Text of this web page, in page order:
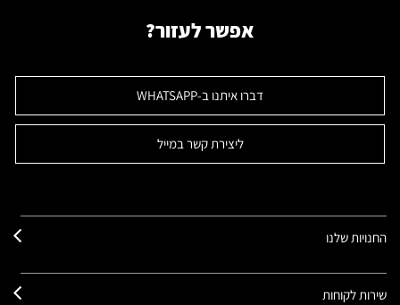
אפשר לעזור?
דברו איתנו ב-WHATSAPP
ליצירת קשר במייל
החנויות שלנו
שירות לקוחות